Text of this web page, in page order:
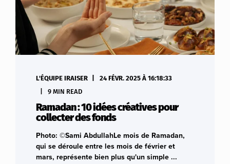
L'ÉQUIPE IRAISER
24 FÉVR. 2025 À 16:18:33
9 MIN READ
Ramadan : 10 idées créatives pour
collecter des fonds
Photo: ©Sami AbdullahLe mois de Ramadan,
qui se déroule entre les mois de février et
mars, représente bien plus qu'un simple ...